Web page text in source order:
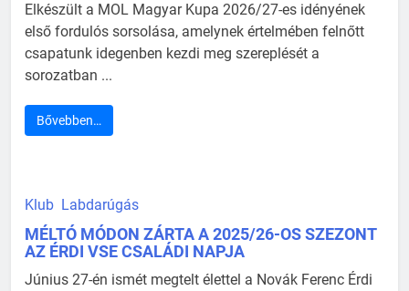
Elkészült a MOL Magyar Kupa 2026/27-es idényének
első fordulós sorsolása, amelynek értelmében felnőtt
csapatunk idegenben kezdi meg szereplését a
sorozatban ...
Bővebben…
Klub Labdarúgás
MÉLTÓ MÓDON ZÁRTA A 2025/26-OS SZEZONT
AZ ÉRDI VSE CSALÁDI NAPJA
Június 27-én ismét megtelt élettel a Novák Ferenc Érdi